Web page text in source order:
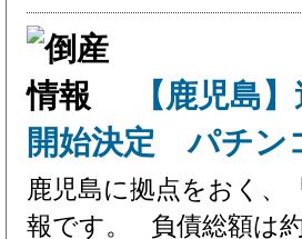
【鹿児島
開始決定 パチン
鹿児島に拠点をおく、
報です。 負債総額は